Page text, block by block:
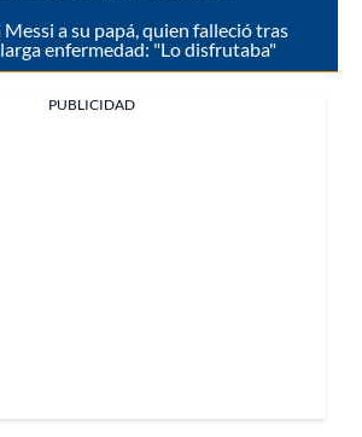
a su papá, quien falleció tras
enfermedad: "Lo disfrutaba"
PUBLICIDAD